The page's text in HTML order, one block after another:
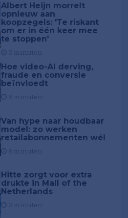
Albert Heijn morrelt
opnieuw aan
koopzegels: 'Te riskant
om er in één keer mee
te stoppen'
Hoe video-AI derving,
fraude en conversie
beïnvloedt
Van hype naar houdbaar
model: zo werken
retailabonnementen wél
Hitte zorgt voor extra
drukte in Mall of the
Netherlands